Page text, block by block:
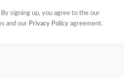
By signing up, you agree to the our
and our Privacy Policy agreement.